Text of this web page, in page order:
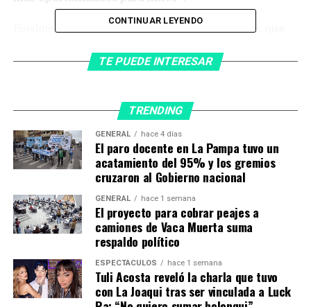
Finalmente expresó:“Queremos un país fuerte, que
gente. ¡Por eso las defendemos!”.
#MARCHAFEDERALUNIVERS
ITARIA
Siempre del lado de la
universidad pública,
gratuita y de calidad.
Porque allí se forman
profesionales, se impulsa
la investigación, se
CONTINUAR LEYENDO
TE PUEDE INTERESAR
TRENDING
GENERAL hace 4 días
El paro docente en La Pampa tuvo un
acatamiento del 95% y los gremios
cruzaron al Gobierno nacional
GENERAL hace 1 semana
El proyecto para cobrar peajes a
camiones de Vaca Muerta suma
respaldo político
ESPECTÁCULOS hace 1 semana
Tuli Acosta reveló la charla que tuvo
con La Joaqui tras ser vinculada a Luck